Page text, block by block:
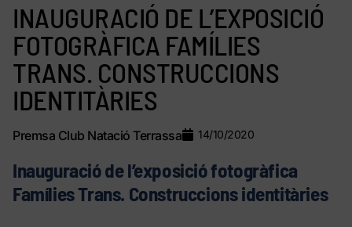
INAUGURACIÓ DE L’EXPOSICIÓ
FOTOGRÀFICA FAMÍLIES
TRANS. CONSTRUCCIONS
IDENTITÀRIES
Premsa Club Natació Terrassa 14/10/2020
Inauguració de l’exposició fotogràfica
Famílies Trans. Construccions identitàries